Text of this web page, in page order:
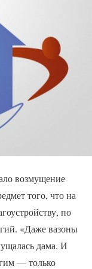
возмущение
того, что на
по
«Даже вазоны
дама. И
— только